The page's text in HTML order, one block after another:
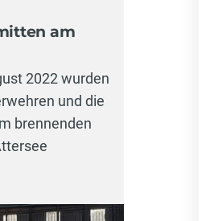
am
2022 wurden
und die
brennenden